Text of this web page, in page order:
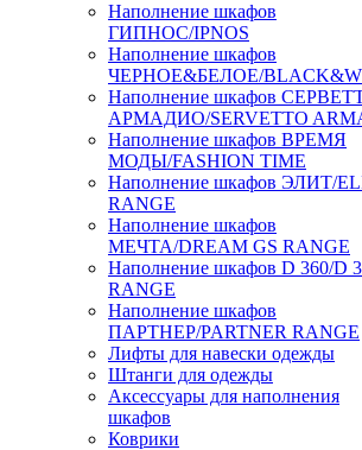
Наполнение шкафов
ГИПНОС/IPNOS
Наполнение шкафов
ЧЕРНОЕ&БЕЛОЕ/
Наполнение шкафов
АРМАДИО/SERVETTO
Наполнение шкафов ВРЕМЯ
МОДЫ/FASHION TIME
Наполнение шкафов ЭЛИТ/
RANGE
Наполнение шкафов
МЕЧТА/DREAM GS RANGE
Наполнение шкафов D 360/D
RANGE
Наполнение шкафов
ПАРТНЕР/PARTNER RANGE
Лифты для навески одежды
Штанги для одежды
Аксессуары для наполнения
шкафов
Коврики